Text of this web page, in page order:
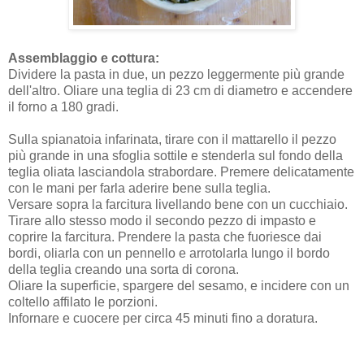
Assemblaggio e cottura:
Dividere la pasta in due, un pezzo leggermente più grande
dell'altro. Oliare una teglia di 23 cm di diametro e accendere
il forno a 180 gradi.
Sulla spianatoia infarinata, tirare con il mattarello il pezzo
più grande in una sfoglia sottile e stenderla sul fondo della
teglia oliata lasciandola strabordare. Premere delicatamente
con le mani per farla aderire bene sulla teglia.
Versare sopra la farcitura livellando bene con un cucchiaio.
Tirare allo stesso modo il secondo pezzo di impasto e
coprire la farcitura. Prendere la pasta che fuoriesce dai
bordi, oliarla con un pennello e arrotolarla lungo il bordo
della teglia creando una sorta di corona.
Oliare la superficie, spargere del sesamo, e incidere con un
coltello affilato le porzioni.
Infornare e cuocere per circa 45 minuti fino a doratura.